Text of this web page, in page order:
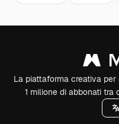
La piattaforma creativa
1 milione di abbonati tra